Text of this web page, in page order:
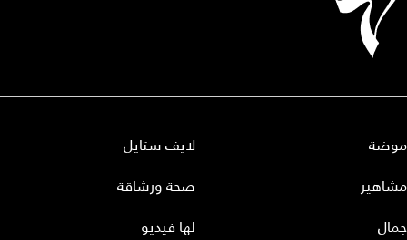
موضة
مشاهير
جمال
لايف ستايل
صحة ورشاقة
لها فيديو